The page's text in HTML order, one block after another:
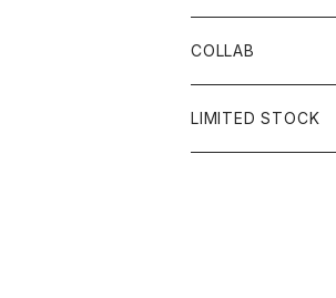
BUCKET HAT
SOCKS
STICKER
GLASS
COLLAB
×岩井ジョニ男
LIMITED STOCK